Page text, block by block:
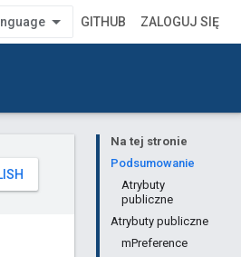
GITHUB ZALOGUJ SIĘ
Na tej stronie
Podsumowanie
Atrybuty
publiczne
Atrybuty publiczne
mPreference